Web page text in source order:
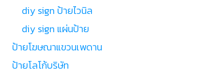
diy sign ป้ายไวนิล
diy sign แผ่นป้าย
ป้ายโฆษณาแขวนเพดาน
ป้ายโลโก้บริษัท